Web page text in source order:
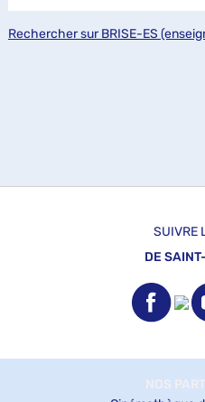
Rechercher sur BRISE-ES
SUIVRE
DE
NOS